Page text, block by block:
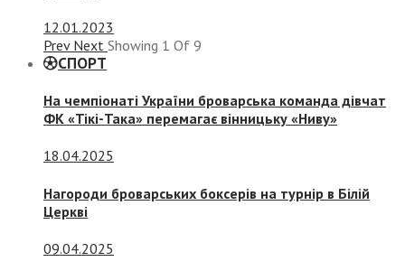
12.01.2023
Prev Next Showing 1 Of 9
СПОРТ
На чемпіонаті України броварська команда дівчат
ФК «Тікі-Така» перемагає вінницьку «Ниву»
18.04.2025
Нагороди броварських боксерів на турнір в Білій
Церкві
09.04.2025